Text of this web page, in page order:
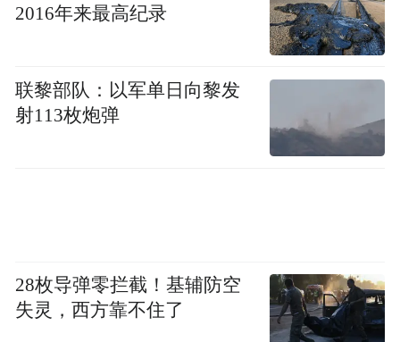
2016年来最高纪录
联黎部队：以军单日向黎发
射113枚炮弹
28枚导弹零拦截！基辅防空
失灵，西方靠不住了